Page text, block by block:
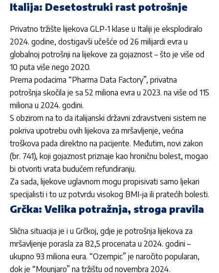
Italija: Desetostruki rast potrošnje
Privatno tržište lijekova GLP-1 klase u Italiji je eksplodiralo
2024. godine, dostigavši učešće od 26 milijardi evra u
globalnoj potrošnji na lijekove za gojaznost – što je više od
10 puta više nego 2020.
Prema podacima “Pharma Data Factory”, privatna
potrošnja skočila je sa 52 miliona evra u 2023. na više od 115
miliona u 2024. godini.
S obzirom na to da italijanski državni zdravstveni sistem ne
pokriva upotrebu ovih lijekova za mršavljenje, većina
troškova pada direktno na pacijente. Međutim, novi zakon
(br. 741), koji gojaznost priznaje kao hroničnu bolest, mogao
bi otvoriti vrata budućem refundiranju.
Za sada, lijekove uglavnom mogu propisivati samo ljekari
specijalisti i to uz potvrdu visokog BMI-ja ili pratećih bolesti.
Grčka: Velika potražnja, stroga pravila
Slična situacija je i u Grčkoj, gdje je potrošnja lijekova za
mršavljenje porasla za 82,5 procenata u 2024. godini –
ukupno 93 miliona eura. “Ozempic” je naročito popularan,
dok je “Mounjaro” na tržištu od novembra 2024.